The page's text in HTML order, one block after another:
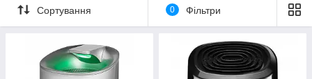
Сортування 0 Фільтри